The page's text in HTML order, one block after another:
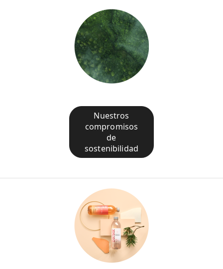
Nuestros
compromisos
de
sostenibilidad